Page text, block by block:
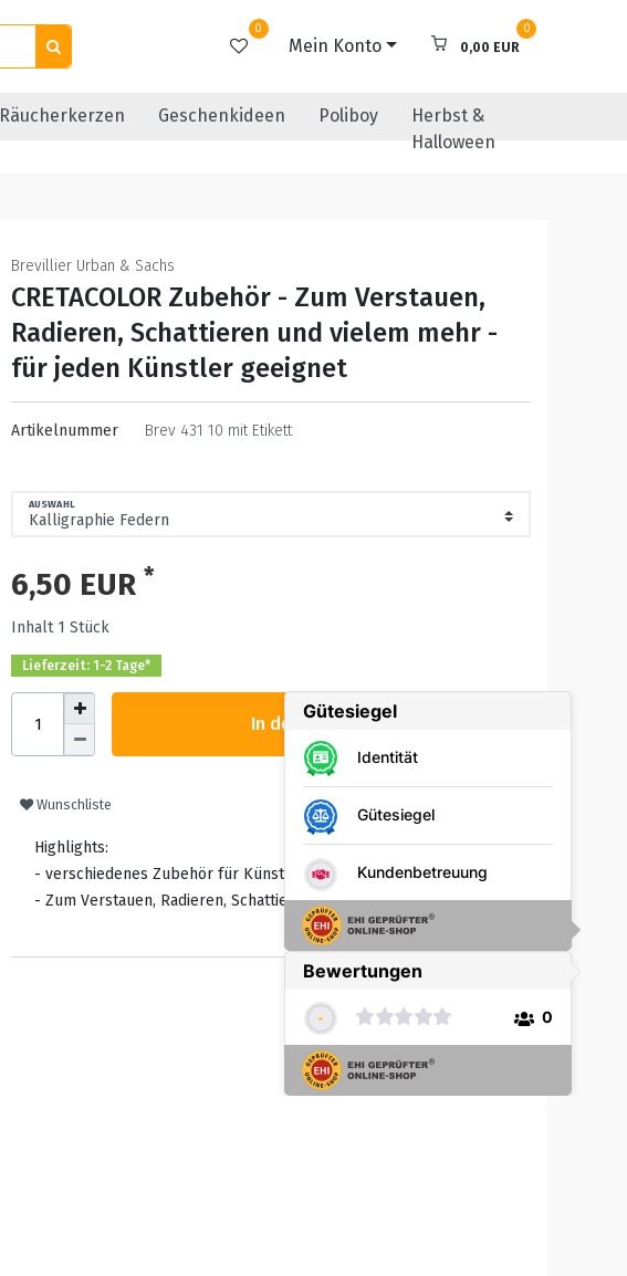
0
Mein Konto
0
0,00 EUR
Räucherkerzen Geschenkideen Poliboy
Herbst &
Halloween
Brevillier Urban & Sachs
CRETACOLOR Zubehör - Zum Verstauen,
Radieren, Schattieren und vielem mehr -
für jeden Künstler geeignet
Artikelnummer Brev 431 10 mit Etikett
AUSWAHL
6,50 EUR *
Inhalt 1 Stück
Lieferzeit: 1-2 Tage*
In den Warenkorb
Wunschliste
Highlights:
- verschiedenes Zubehör für Künstler
- Zum Verstauen, Radieren, Schattieren und mehr